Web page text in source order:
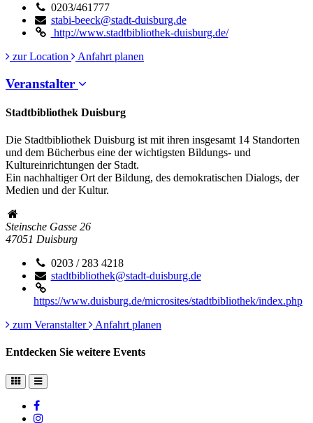
0203/461777
stabi-beeck@stadt-duisburg.de
http://www.stadtbibliothek-duisburg.de/
zur Location
Anfahrt planen
Veranstalter
Stadtbibliothek Duisburg
Die Stadtbibliothek Duisburg ist mit ihren insgesamt 14 Standorten
und dem Bücherbus eine der wichtigsten Bildungs- und
Kultureinrichtungen der Stadt.
Ein nachhaltiger Ort der Bildung, des demokratischen Dialogs, der
Medien und der Kultur.
Steinsche Gasse 26
47051 Duisburg
0203 / 283 4218
stadtbibliothek@stadt-duisburg.de
https://www.duisburg.de/microsites/stadtbibliothek/index.php
zum Veranstalter
Anfahrt planen
Entdecken Sie weitere Events